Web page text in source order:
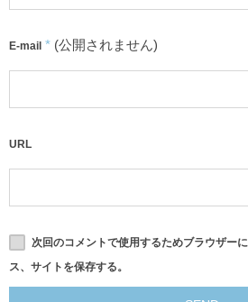
E-mail * (公開されません)
URL
次回のコメントで使用するためブラウザー
ス、サイトを保存する。